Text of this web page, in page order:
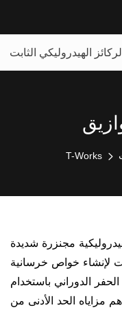
الهيدروليكي الثابت
T-Works
مجنزرة شديدة
لإنشاء خواص خرسانية
الدوراني باستخدام
مزاياه الحد الأدنى من